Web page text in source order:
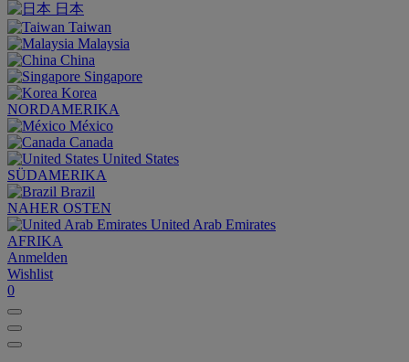
日本
Taiwan
Malaysia
China
Singapore
Korea
NORDAMERIKA
México
Canada
United States
SÜDAMERIKA
Brazil
NAHER OSTEN
United Arab Emirates
AFRIKA
Anmelden
Wishlist
0